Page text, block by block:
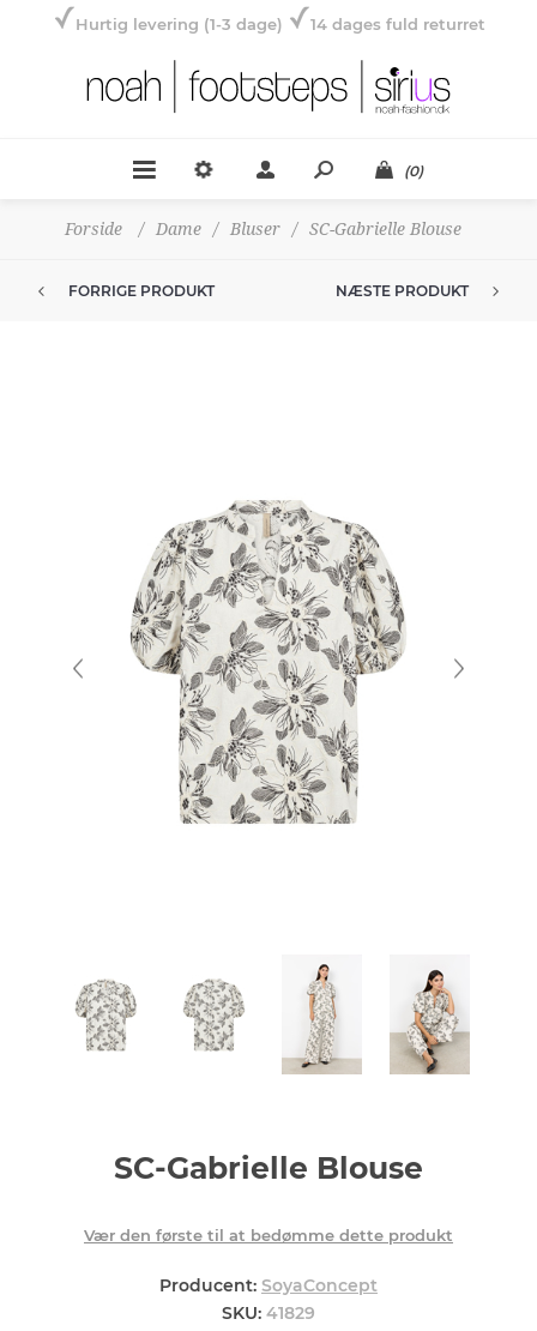
Hurtig levering (1-3 dage) 14 dages fuld returret
(0)
Forside / Dame / Bluser / SC-Gabrielle Blouse
FORRIGE PRODUKT NÆSTE PRODUKT
SC-Gabrielle Blouse
Vær den første til at bedømme dette produkt
Producent: SoyaConcept
SKU: 41829